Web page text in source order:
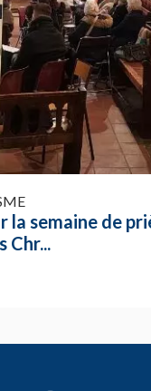
la semaine de
Chr...